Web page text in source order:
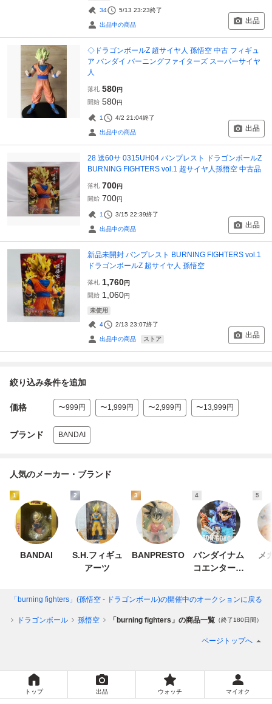
34 5/13 23:23終了
出品中の商品 出品
◇ドラゴンボールZ 超サイヤ人 孫悟空 中古 フィギュ
ア バンダイ バーニングファイターズ スーパーサイヤ
人
落札 580円
開始 580円
1 4/2 21:04終了
出品中の商品 出品
28 送60サ 0315UH04 バンプレスト ドラゴンボールZ
BURNING FIGHTERS vol.1 超サイヤ人孫悟空 中古品
落札 700円
開始 700円
1 3/15 22:39終了
出品中の商品 出品
新品未開封 バンプレスト BURNING FIGHTERS vol.1
ドラゴンボールZ 超サイヤ人 孫悟空
落札 1,760円
開始 1,060円
未使用
4 2/13 23:07終了
出品中の商品 ストア 出品
絞り込み条件を追加
価格 〜999円 〜1,999円 〜2,999円 〜13,999円
ブランド BANDAI
人気のメーカー・ブランド
1
BANDAI
2
S.H.フィギュ
アーツ
3
BANPRESTO
4
バンダイナム
コエンターテ
5
メ
「burning fighters」(孫悟空 - ドラゴンボール)の開催中のオークションに戻る
ドラゴンボール 孫悟空 「burning fighters」の商品一覧 （終了180日間）
ページトップへ
トップ 出品 ウォッチ マイオク